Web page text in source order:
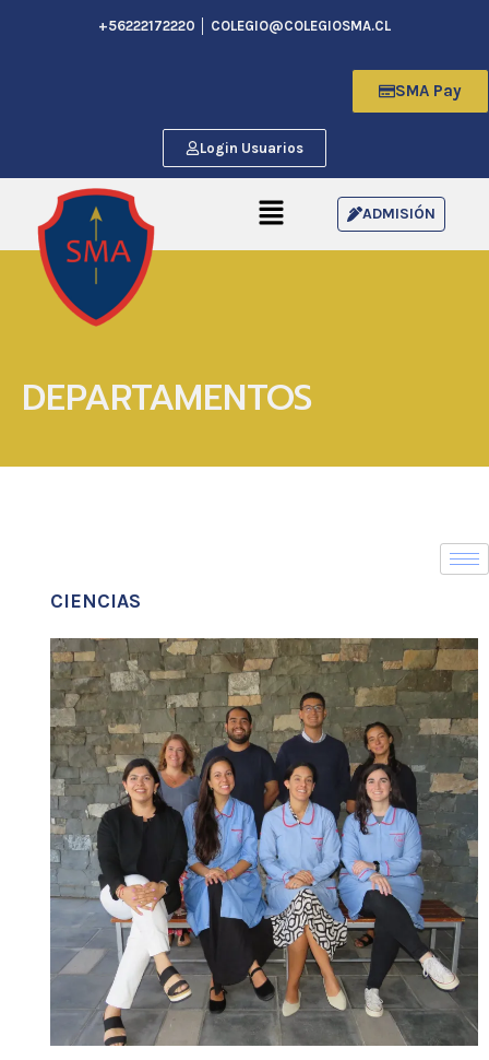
+56222172220 │ COLEGIO@COLEGIOSMA.CL
SMA Pay
Login Usuarios
ADMISIÓN
DEPARTAMENTOS
CIENCIAS